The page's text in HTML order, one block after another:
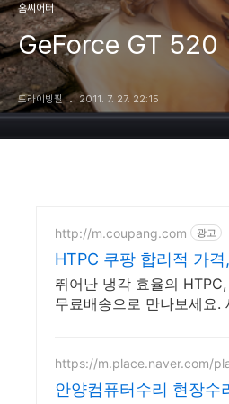
홈씨어터
GeForce GT 520
드라이빙필 2011. 7. 27. 22:15
http://m.coupang.com 광고
HTPC 쿠팡 합리적 가
뛰어난 냉각 효율의
무료배송으로 만나보세요.
https://m.place.naver.com/
안양컴퓨터수리 현장수